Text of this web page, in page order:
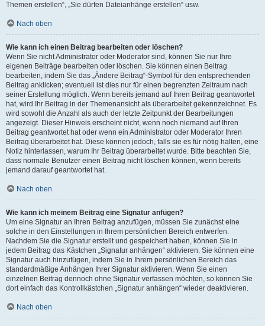
Themen erstellen“, „Sie dürfen Dateianhänge erstellen“ usw.
Nach oben
Wie kann ich einen Beitrag bearbeiten oder löschen?
Wenn Sie nicht Administrator oder Moderator sind, können Sie nur Ihre
eigenen Beiträge bearbeiten oder löschen. Sie können einen Beitrag
bearbeiten, indem Sie das „Ändere Beitrag“-Symbol für den entsprechenden
Beitrag anklicken; eventuell ist dies nur für einen begrenzten Zeitraum nach
seiner Erstellung möglich. Wenn bereits jemand auf Ihren Beitrag geantwortet
hat, wird Ihr Beitrag in der Themenansicht als überarbeitet gekennzeichnet. Es
wird sowohl die Anzahl als auch der letzte Zeitpunkt der Bearbeitungen
angezeigt. Dieser Hinweis erscheint nicht, wenn noch niemand auf Ihren
Beitrag geantwortet hat oder wenn ein Administrator oder Moderator Ihren
Beitrag überarbeitet hat. Diese können jedoch, falls sie es für nötig halten, eine
Notiz hinterlassen, warum Ihr Beitrag überarbeitet wurde. Bitte beachten Sie,
dass normale Benutzer einen Beitrag nicht löschen können, wenn bereits
jemand darauf geantwortet hat.
Nach oben
Wie kann ich meinem Beitrag eine Signatur anfügen?
Um eine Signatur an Ihren Beitrag anzufügen, müssen Sie zunächst eine
solche in den Einstellungen in Ihrem persönlichen Bereich entwerfen.
Nachdem Sie die Signatur erstellt und gespeichert haben, können Sie in
jedem Beitrag das Kästchen „Signatur anhängen“ aktivieren. Sie können eine
Signatur auch hinzufügen, indem Sie in Ihrem persönlichen Bereich das
standardmäßige Anhängen Ihrer Signatur aktivieren. Wenn Sie einen
einzelnen Beitrag dennoch ohne Signatur verfassen möchten, so können Sie
dort einfach das Kontrollkästchen „Signatur anhängen“ wieder deaktivieren.
Nach oben